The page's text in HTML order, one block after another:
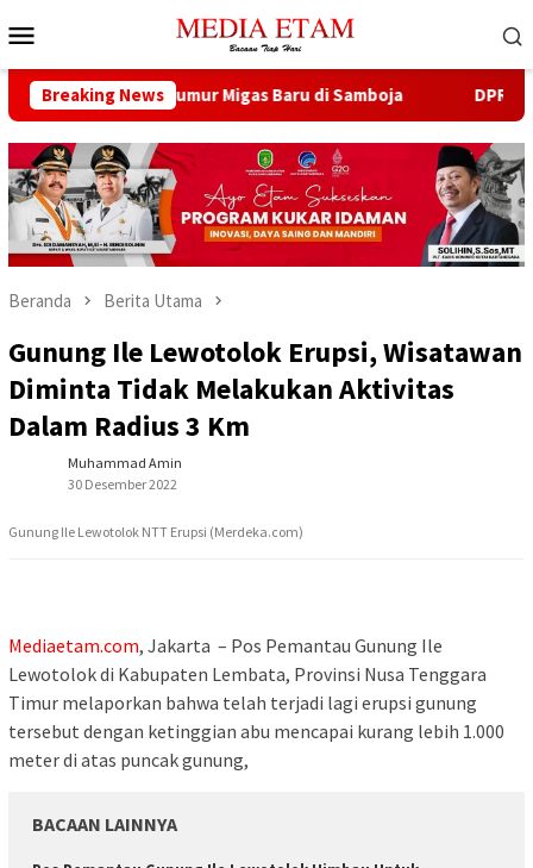
ke
Mobile
Breaking News
Buka 13 Sumur Migas Baru di Samboja DPRD
Beranda Berita Utama
Gunung Ile Lewotolok Erupsi, Wisatawan
Diminta Tidak Melakukan Aktivitas
Dalam Radius 3 Km
Muhammad Amin
30 Desember 2022
Gunung Ile Lewotolok NTT Erupsi (Merdeka.com)
Mediaetam.com, Jakarta – Pos Pemantau Gunung Ile
Lewotolok di Kabupaten Lembata, Provinsi Nusa Tenggara
Timur melaporkan bahwa telah terjadi lagi erupsi gunung
tersebut dengan ketinggian abu mencapai kurang lebih 1.000
meter di atas puncak gunung,
BACAAN LAINNYA